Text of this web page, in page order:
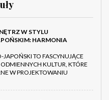
W STYLU
HARMONIA
JAPOŃSKI TO FASCYNUJĄCE
KULTUR, KTÓRE
W PROJEKTOWANIU